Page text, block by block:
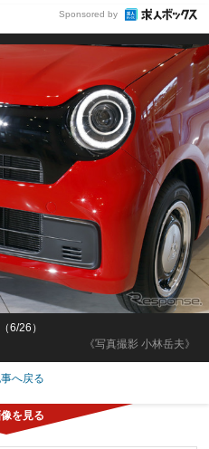
Sponsored by
《写真撮影 小林岳夫》
6/26）
へ戻る